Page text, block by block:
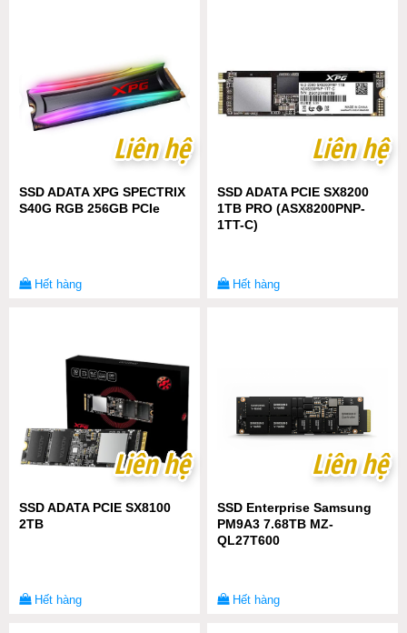
Liên hệ
Liên hệ
SSD ADATA XPG SPECTRIX
S40G RGB 256GB PCIe
Hết hàng
Liên hệ
Liên hệ
SSD ADATA PCIE SX8200
1TB PRO (ASX8200PNP-
1TT-C)
Hết hàng
Liên hệ
Liên hệ
SSD ADATA PCIE SX8100
2TB
Hết hàng
Liên hệ
Liên hệ
SSD Enterprise Samsung
PM9A3 7.68TB MZ-
QL27T600
Hết hàng